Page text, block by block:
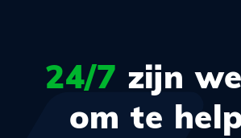
24/7 zijn
om te